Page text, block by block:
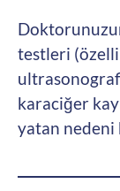
testleri
karaciğer
yatan nedeni